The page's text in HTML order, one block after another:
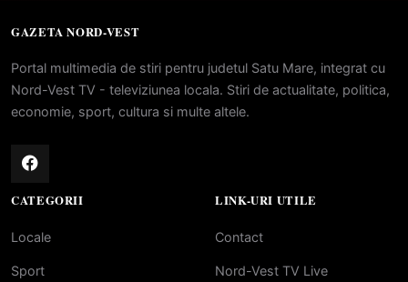
GAZETA NORD-VEST
Portal multimedia de stiri pentru judetul Satu Mare, integrat cu
Nord-Vest TV - televiziunea locala. Stiri de actualitate, politica,
economie, sport, cultura si multe altele.
CATEGORII
Locale
Sport
LINK-URI UTILE
Contact
Nord-Vest TV Live